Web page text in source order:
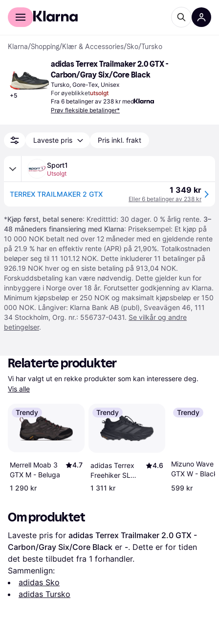
For kunder
Klarna/Shopping/Klær & Accessories/Sko/Tursko
+5
adidas Terrex Trailmaker 2.0 GTX -
Carbon/Gray Six/Core Black
Tursko, Gore-Tex, Unisex
For øyeblikketutsolgt
Fra 6 betalinger av 238 kr med
Prøv fleksible betalinger*
Laveste pris Pris inkl. frakt
Sport1
Utsolgt
TERREX TRAILMAKER 2 GTX 1 349 kr
Eller 6 betalinger av 238 kr
*Kjøp først, betal senere: Kreditttid: 30 dager. 0 % årlig rente. 3–
48 måneders finansiering med Klarna: Priseksempel: Et kjøp på
10 000 NOK betalt ned over 12 måneder med en gjeldende rente
på 21.9 % har en effektiv rente (APR) på 21,90%. Totalkostnaden
beløper seg til 11 101.12 NOK. Dette inkluderer 11 betalinger på
926.19 NOK hver og en siste betaling på 913,04 NOK.
Forskuddsbetaling kan være nødvendig. Dette gjelder kun for
innbyggere i Norge over 18 år. Forutsetter godkjenning av Klarna.
Minimum kjøpsbeløp er 250 NOK og maksimalt kjøpsbeløp er 150
000 NOK. Långiver: Klarna Bank AB (publ), Sveavägen 46, 111
34 Stockholm, Org. nr.: 556737-0431. Se vilkår og andre
betingelser.
Relaterte produkter
Vis alle
Trendy
Merrell Moab 3
GTX M - Beluga
4.7
1 290 kr
Trendy
adidas Terrex
Freehiker SL
Gore-TEX
4.6
1 311 kr
Trendy
Mizuno Wave
GTX W -
Gate/Garnet
599 kr
Om produktet
Laveste pris for adidas Terrex Trailmaker 2.0 GTX -
Carbon/Gray Six/Core Black er -. Dette er for tiden
det beste tilbudet fra 1 forhandler.
Sammenlign:
adidas Sko
adidas Tursko